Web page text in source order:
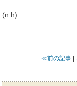
(n.h)
≪前の記事 |